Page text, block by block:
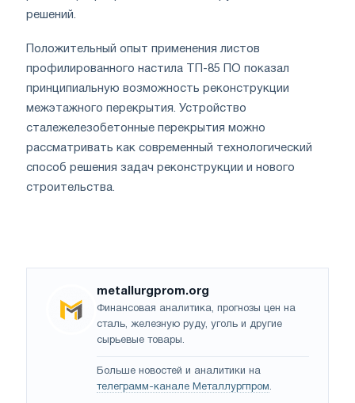
решений.
Положительный опыт применения листов
профилированного настила ТП-85 ПО показал
принципиальную возможность реконструкции
межэтажного перекрытия. Устройство
сталежелезобетонные перекрытия можно
рассматривать как современный технологический
способ решения задач реконструкции и нового
строительства.
metallurgprom.org
Финансовая аналитика, прогнозы цен на
сталь, железную руду, уголь и другие
сырьевые товары.
Больше новостей и аналитики на
телеграмм-канале Металлургпром.